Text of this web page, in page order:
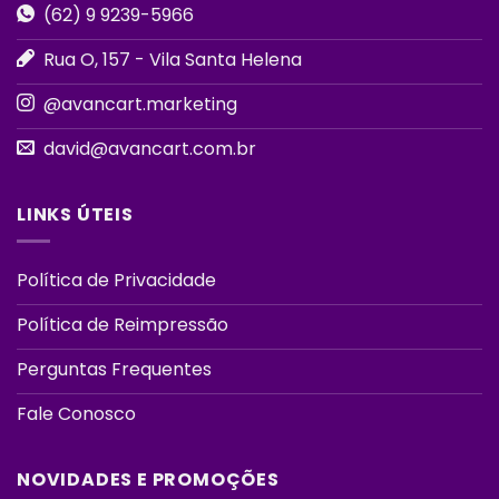
(62) 9 9239-5966
Rua O, 157 - Vila Santa Helena
@avancart.marketing
david@avancart.com.br
LINKS ÚTEIS
Política de Privacidade
Política de Reimpressão
Perguntas Frequentes
Fale Conosco
NOVIDADES E PROMOÇÕES